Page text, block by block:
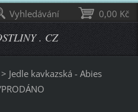
. CZ
> Jedle kavkazská - Abies
0,00 Kč
Vyhledávání